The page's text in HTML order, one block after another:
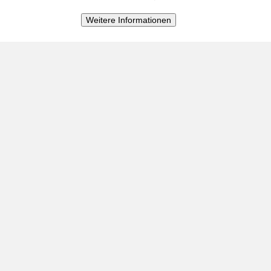
Weitere Informationen
Kontakt